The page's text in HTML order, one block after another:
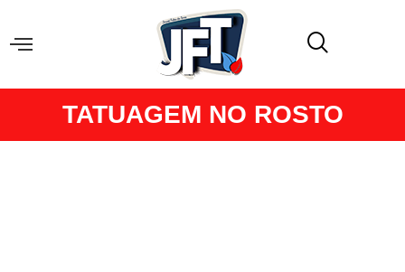
TATUAGEM NO ROSTO